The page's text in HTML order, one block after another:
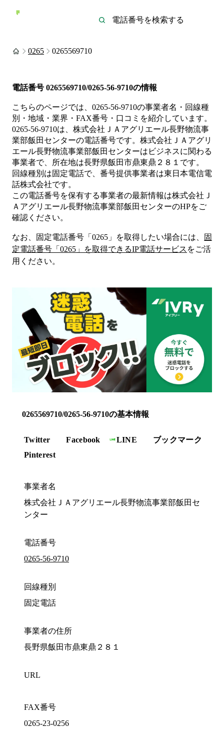
0265 0265569710
電話番号 0265569710/0265-56-9710の情報
こちらのページでは、 0265-56-9710の事業者名・回線種
別・地域・業界・FAX番号・口コミを紹介しています。
0265-56-9710は、 株式会社ＪＡアグリエール長野物流事
業部飯田センターの電話番号です。 株式会社ＪＡアグリ
エール長野物流事業部飯田センターは ビジネスに関わる
事業者で、所在地は長野県飯田市鼎東鼎２８１ です。
回線種別は固定電話で、番号提供事業者は東日本電信電
話株式会社です。
この電話番号を保有する事業者の最新情報は株式会社Ｊ
Ａアグリエール長野物流事業部飯田センターのHPをご
確認ください。
なお、固定電話番号「 0265 」を取得したい場合には、
固
定電話番号「 0265 」を取得できるIP電話サービス をご活
用ください。
0265569710/0265-56-9710の基本情報
Twitter Facebook LINE
ブックマーク
Pinterest
事業者名
株式会社ＪＡアグリエール長野物流事業部飯田セ
ンター
電話番号
0265-56-9710
回線種別
固定電話
事業者の住所
長野県飯田市鼎東鼎２８１
URL
FAX番号
0265-23-0256